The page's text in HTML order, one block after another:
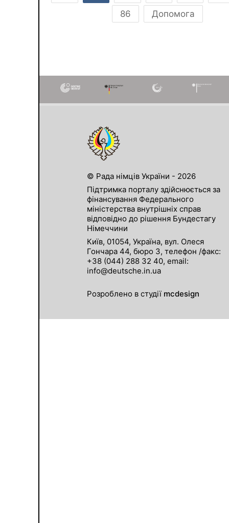
86
Допомога
© Рада німців України - 2026
Підтримка порталу здійснюється за
фінансування Федерального
міністерства внутрішніх справ
відповідно до рішення Бундестагу
Німеччини
Київ, 01054, Україна, вул. Олеся
Гончара 44, бюро 3, телефон /факс:
+38 (044) 288 32 40, email:
info@deutsche.in.ua
Розроблено в студії mcdesign